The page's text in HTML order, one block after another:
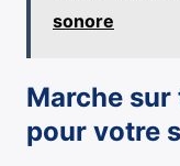
sonore
Marche
pour votre